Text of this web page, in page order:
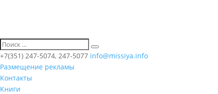
+7(351) 247-5074, 247-5077 info@missiya.info
Размещение рекламы
Контакты
Книги